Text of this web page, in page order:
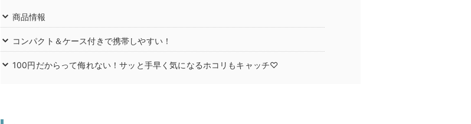
商品情報
コンパクト＆ケース付きで携帯しやすい！
100円だからって侮れない！サッと手早く気になるホコリもキャッチ♡